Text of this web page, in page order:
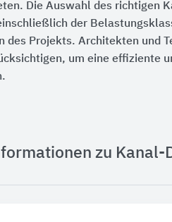
Die Auswahl des richtigen
der
des Projekts. Architekten und
um eine effiziente
zu Kanal-